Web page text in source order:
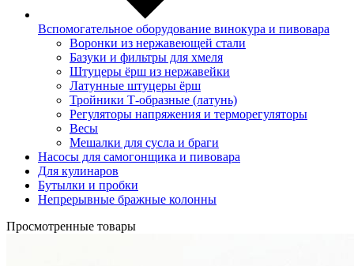
Вспомогательное оборудование винокура и пивовара
Воронки из нержавеющей стали
Базуки и фильтры для хмеля
Штуцеры ёрш из нержавейки
Латунные штуцеры ёрш
Тройники Т-образные (латунь)
Регуляторы напряжения и терморегуляторы
Весы
Мешалки для сусла и браги
Насосы для самогонщика и пивовара
Для кулинаров
Бутылки и пробки
Непрерывные бражные колонны
Просмотренные товары